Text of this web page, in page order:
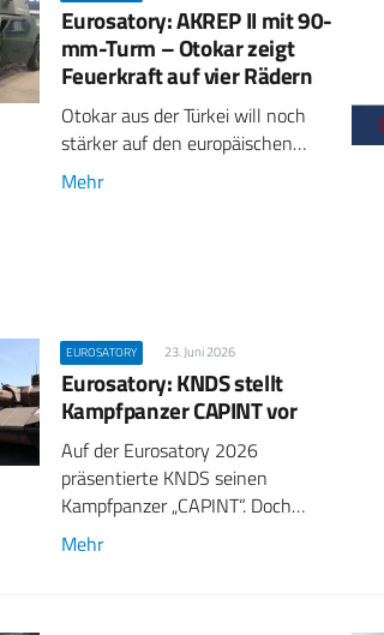
Eurosatory: AKREP II mit 90-
mm-Turm – Otokar zeigt
Feuerkraft auf vier Rädern
Otokar aus der Türkei will noch
stärker auf den europäischen…
Mehr
EUROSATORY 23. Juni 2026
Eurosatory: KNDS stellt
Kampfpanzer CAPINT vor
Auf der Eurosatory 2026
präsentierte KNDS seinen
Kampfpanzer „CAPINT“. Doch…
Mehr